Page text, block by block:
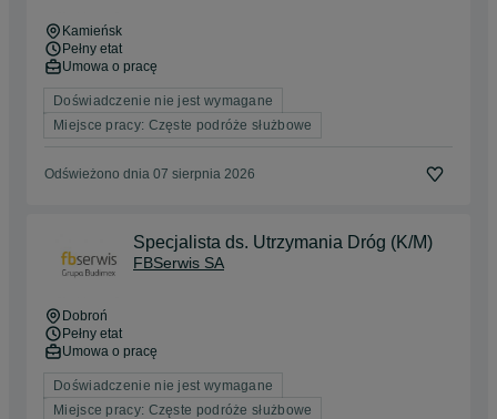
Kamieńsk
Pełny etat
Umowa o pracę
Doświadczenie nie jest wymagane
Miejsce pracy: Częste podróże służbowe
Odświeżono dnia 07 sierpnia 2026
Specjalista ds. Utrzymania Dróg (K/M)
FBSerwis SA
Dobroń
Pełny etat
Umowa o pracę
Doświadczenie nie jest wymagane
Miejsce pracy: Częste podróże służbowe